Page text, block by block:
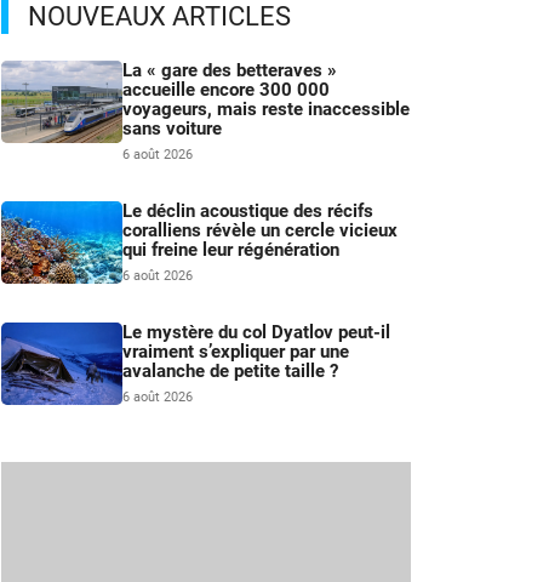
NOUVEAUX ARTICLES
La « gare des betteraves »
accueille encore 300 000
voyageurs, mais reste inaccessible
sans voiture
6 août 2026
Le déclin acoustique des récifs
coralliens révèle un cercle vicieux
qui freine leur régénération
6 août 2026
Le mystère du col Dyatlov peut-il
vraiment s’expliquer par une
avalanche de petite taille ?
6 août 2026